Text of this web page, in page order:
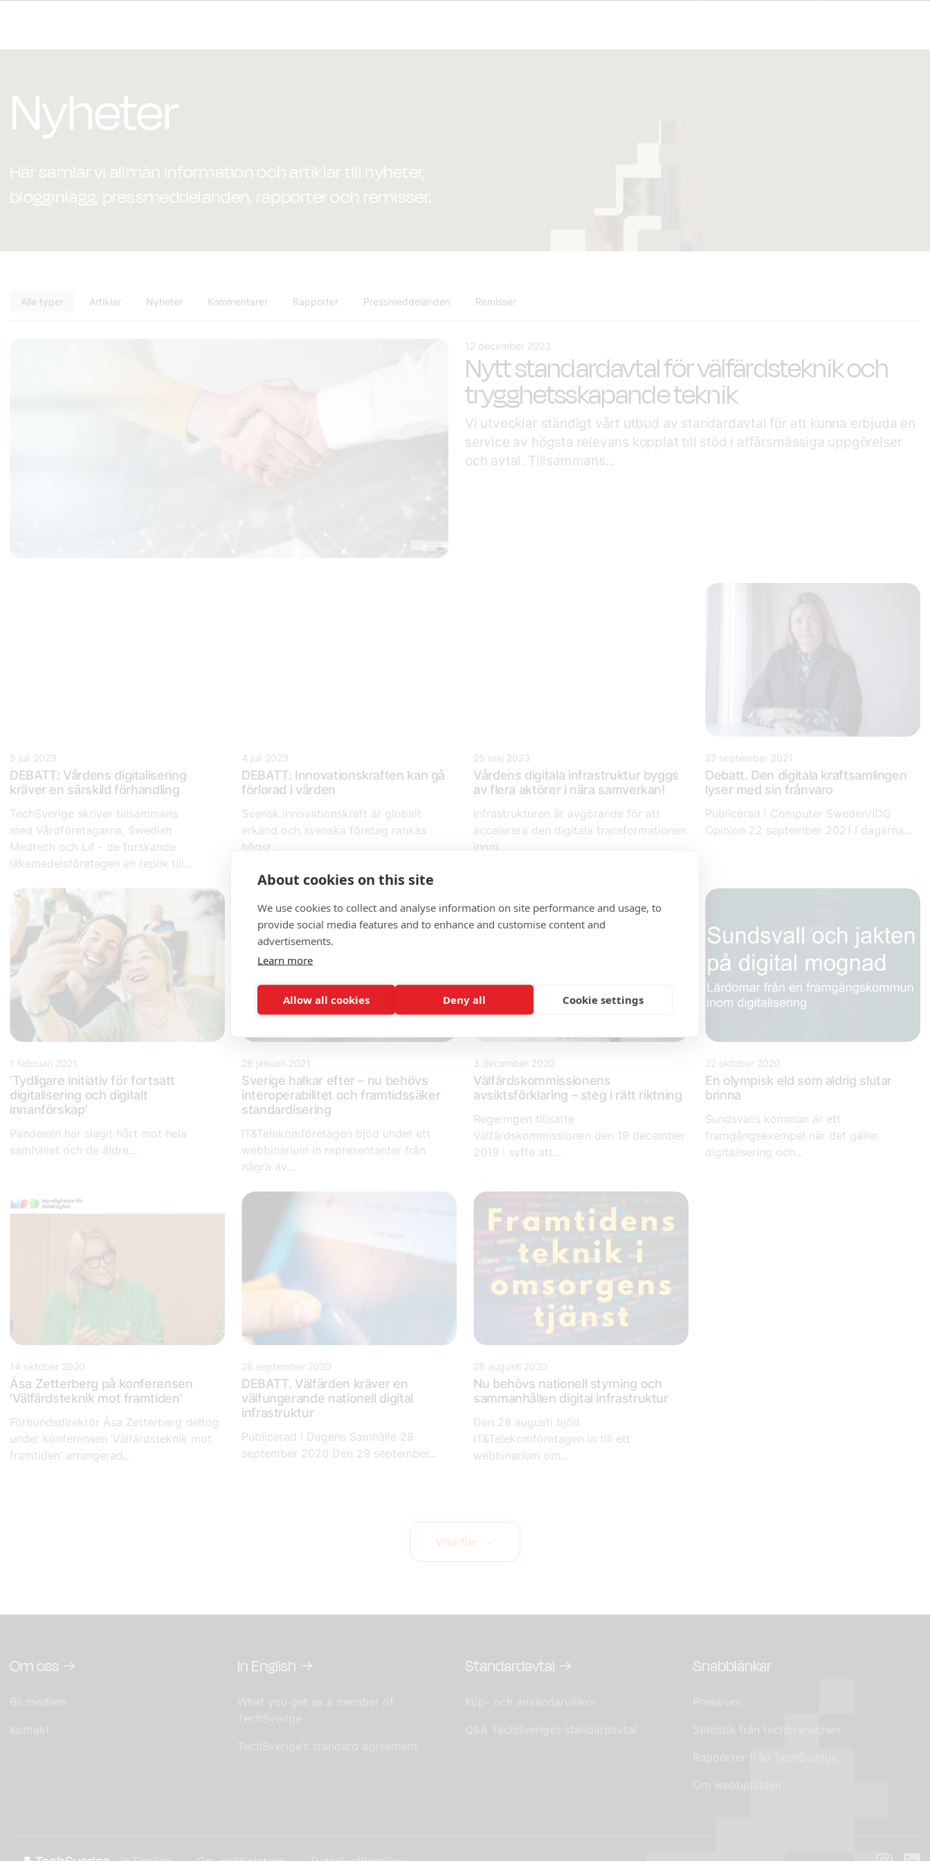
Nyheter
Här samlar vi allmän information och artiklar till nyheter,
blogginlägg, pressmeddelanden, rapporter och remisser.
Alla typer Artiklar Nyheter Kommentarer Rapporter Pressmeddelanden Remisser
12 december 2023
Nytt standardavtal för välfärdsteknik och
trygghetsskapande teknik
Vi utvecklar ständigt vårt utbud av standardavtal för att kunna erbjuda en
service av högsta relevans kopplat till stöd i affärsmässiga uppgörelser
och avtal. Tillsammans...
5 juli 2023
DEBATT: Vårdens digitalisering
kräver en särskild förhandling
TechSverige skriver tillsammans
med Vårdföretagarna, Swedish
Medtech och Lif - de forskande
läkemedelsföretagen en replik till...
4 juli 2023
DEBATT: Innovationskraften kan gå
förlorad i vården
Svensk innovationskraft är globalt
erkänd och svenska företag rankas
högst...
25 maj 2023
Vårdens digitala infrastruktur​ byggs
av flera aktörer i nära samverkan!
Infrastrukturen är avgörande för att
accelerera den digitala transformationen
inom...
22 september 2021
Debatt. Den digitala kraftsamlingen
lyser med sin frånvaro
Publicerad i Computer Sweden/IDG
Opinion 22 september 2021 I dagarna...
1 februari 2021
’Tydligare initiativ för fortsatt
digitalisering och digitalt
innanförskap’
Pandemin har slagit hårt mot hela
samhället och de äldre...
28 januari 2021
Sverige halkar efter – nu behövs
interoperabilitet och framtidssäker
standardisering
IT&Telekomföretagen bjöd under ett
webbinarium in representanter från
några av...
3 december 2020
Välfärdskommissionens
avsiktsförklaring – steg i rätt riktning
Regeringen tillsatte
Välfärdskommissionen den 19 december
2019 i syfte att...
22 oktober 2020
En olympisk eld som aldrig slutar
brinna
Sundsvalls kommun är ett
framgångsexempel när det gäller
digitalisering och...
14 oktober 2020
Åsa Zetterberg på konferensen
’Välfärdsteknik mot framtiden’
Förbundsdirektör Åsa Zetterberg deltog
under konferensen ’Välfärdsteknik mot
framtiden’ arrangerad...
28 september 2020
DEBATT. Välfärden kräver en
välfungerande nationell digital
infrastruktur
Publicerad i Dagens Samhälle 28
september 2020 Den 29 september...
28 augusti 2020
Nu behövs nationell styrning och
sammanhållen digital infrastruktur
Den 28 augusti bjöd
IT&Telekomföretagen in till ett
webbinarium om...
Visa fler
Om oss
Bli medlem
Kontakt
In English
What you get as a member of
TechSverige
TechSverige’s standard agreement
Standardavtal
Köp- och användarvillkor
Q&A TechSveriges standardavtal
Snabblänkar
Pressrum
Statistik från techbranschen
Rapporter från TechSverige
Om webbplatsen
About cookies on this site
We use cookies to collect and analyse information on site performance and usage, to
provide social media features and to enhance and customise content and
advertisements.
Learn more
Allow all cookies Deny all Cookie settings